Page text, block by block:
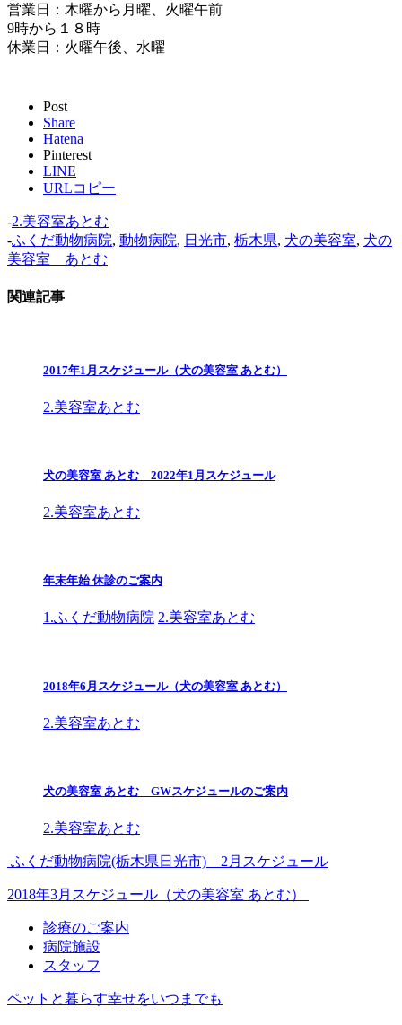
営業日：木曜から月曜、火曜午前
9時から１８時
休業日：火曜午後、水曜
Post
Share
Hatena
Pinterest
LINE
URLコピー
-2.美容室あとむ
-ふくだ動物病院, 動物病院, 日光市, 栃木県, 犬の美容室, 犬の
美容室 あとむ
関連記事
2017年1月スケジュール（犬の美容室 あとむ）
2.美容室あとむ
犬の美容室 あとむ 2022年1月スケジュール
2.美容室あとむ
年末年始 休診のご案内
1.ふくだ動物病院 2.美容室あとむ
2018年6月スケジュール（犬の美容室 あとむ）
2.美容室あとむ
犬の美容室 あとむ GWスケジュールのご案内
2.美容室あとむ
ふくだ動物病院(栃木県日光市) 2月スケジュール
2018年3月スケジュール（犬の美容室 あとむ）
診療のご案内
病院施設
スタッフ
ペットと暮らす幸せをいつまでも